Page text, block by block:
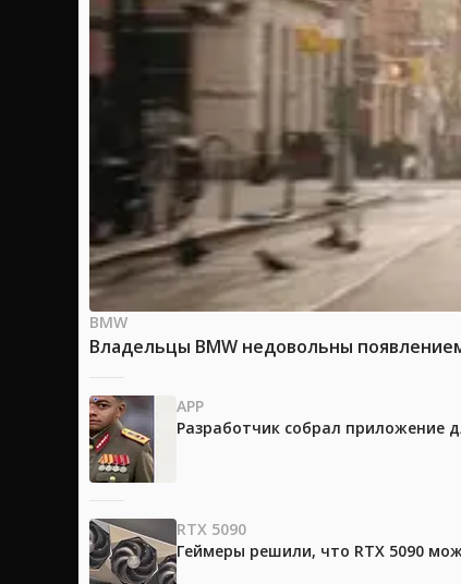
BMW
Владельцы BMW недовольны
APP
Разработчик собрал приложение
RTX 5090
Геймеры решили, что RTX 5090